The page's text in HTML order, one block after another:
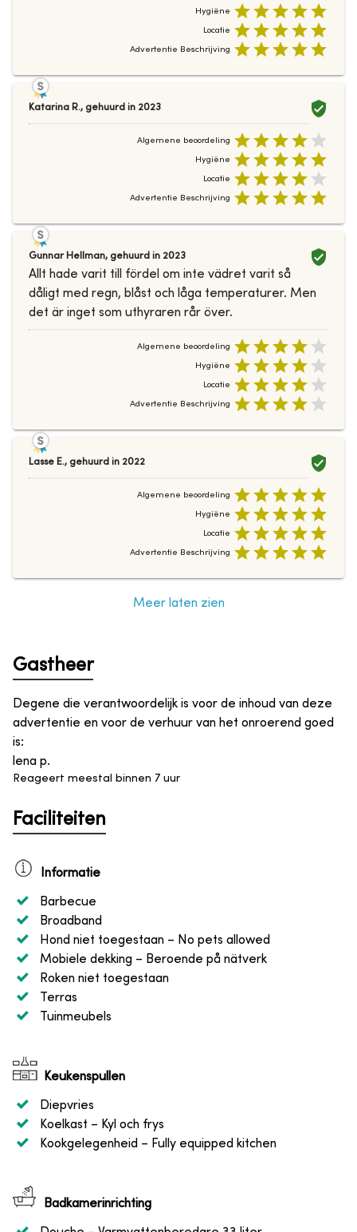
Hygiëne
Locatie
Advertentie Beschrijving
Katarina R., gehuurd in 2023
Algemene beoordeling
Hygiëne
Locatie
Advertentie Beschrijving
Gunnar Hellman, gehuurd in 2023
Allt hade varit till fördel om inte vädret varit så
dåligt med regn, blåst och låga temperaturer. Men
det är inget som uthyraren rår över.
Algemene beoordeling
Hygiëne
Locatie
Advertentie Beschrijving
Lasse E., gehuurd in 2022
Algemene beoordeling
Hygiëne
Locatie
Advertentie Beschrijving
Meer laten zien
Gastheer
Degene die verantwoordelijk is voor de inhoud van deze
advertentie en voor de verhuur van het onroerend goed
is:
lena p.
Reageert meestal binnen 7 uur
Faciliteiten
Informatie
Barbecue
Broadband
Hond niet toegestaan – No pets allowed
Mobiele dekking – Beroende på nätverk
Roken niet toegestaan
Terras
Tuinmeubels
Keukenspullen
Diepvries
Koelkast – Kyl och frys
Kookgelegenheid – Fully equipped kitchen
Badkamerinrichting